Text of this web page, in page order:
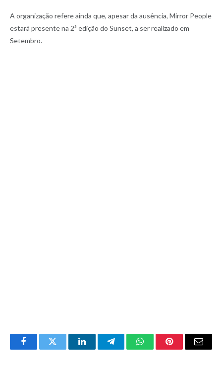
A organização refere ainda que, apesar da ausência, Mirror People
estará presente na 2ª edição do Sunset, a ser realizado em
Setembro.
FacebookTwitter LinkedInTelegramWhatsAppPinterestEmail